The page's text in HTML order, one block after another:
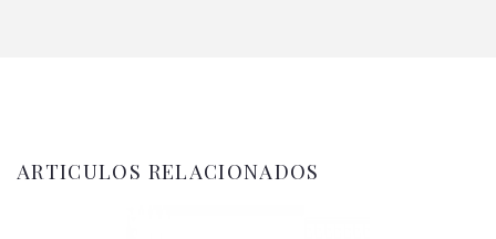
ARTICULOS RELACIONADOS